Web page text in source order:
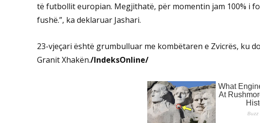
të futbollit europian. Megjithatë, për momentin jam 100% i
fushë.”, ka deklaruar Jashari.
23-vjeçari është grumbulluar me kombëtaren e Zvicrës, ku
Granit Xhakën./IndeksOnline/